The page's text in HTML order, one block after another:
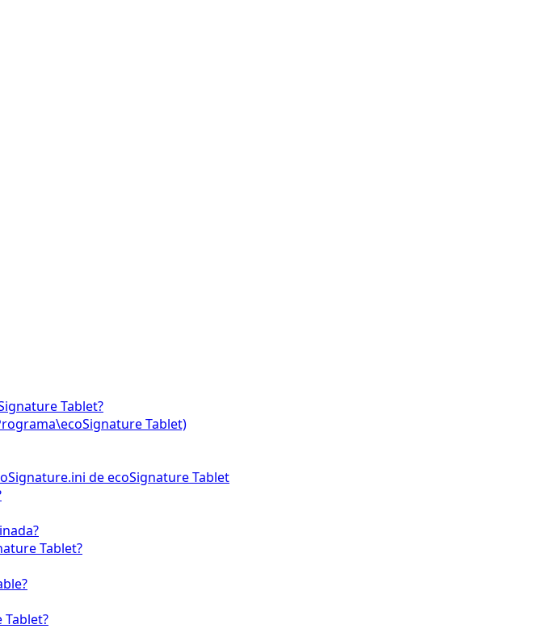
Tablet?
Tablet)
de ecoSignature Tablet
Tablet?